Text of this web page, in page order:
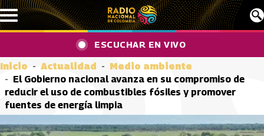
Pasar al contenido principal
ESCUCHAR EN VIVO
Inicio Actualidad
Medio ambiente
El Gobierno nacional avanza en su compromiso de
reducir el uso de combustibles fósiles y promover
fuentes de energía limpia